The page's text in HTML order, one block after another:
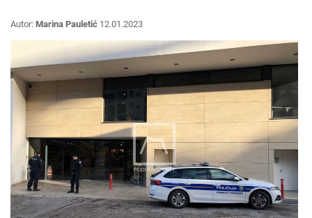
Autor: Marina Pauletić 12.01.2023